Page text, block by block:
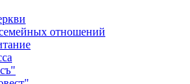
отношений